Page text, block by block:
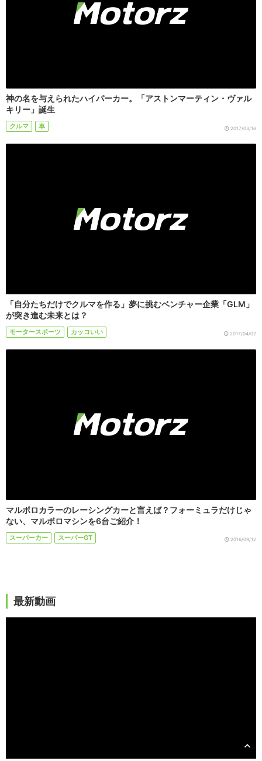
神の名を与えられたハイパーカー。「アストンマーティン・ヴァル
キリー」誕生
クルマ 車 2017/03/16
「自分たちだけでクルマを作る」夢に挑むベンチャー企業「GLM」
が突き進む未来とは？
モータースポーツ カッコいい 2017/04/02
マルボロカラーのレーシングカーと言えば？フォーミュラだけじゃ
ない、マルボロマシンを6台ご紹介！
スーパーカー スーパーGT 2016/09/12
最新動画